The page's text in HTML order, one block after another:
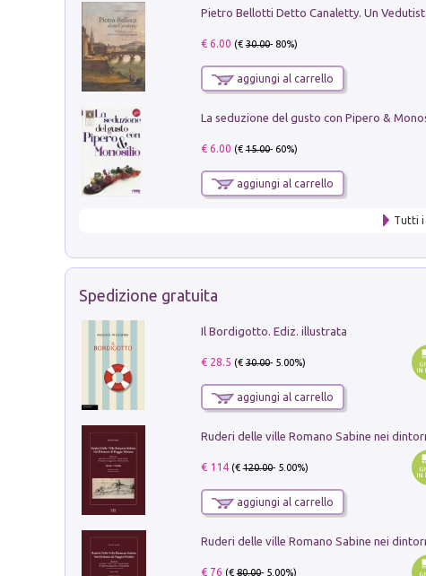
€ 6.00 (€30.00- 80%)
aggiungi al carrello
€ 6.00 (€15.00- 60%)
aggiungi al carrello
Tutti i
Spedizione gratuita
Il Bordigotto. Ediz. illustrata
€ 28.5 (€30.00- 5.00%)
aggiungi al carrello
€ 114(€120.00- 5.00%)
aggiungi al carrello
€ 76 (€80.00- 5.00%)